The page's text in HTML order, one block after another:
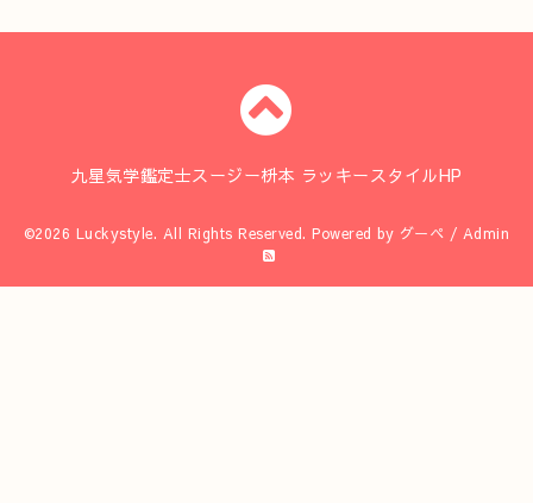
九星気学鑑定士スージー枡本 ラッキースタイルHP
©2026 Luckystyle. All Rights Reserved. Powered by グーペ / Admin